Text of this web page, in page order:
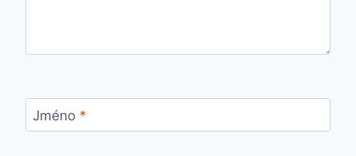
Jméno *